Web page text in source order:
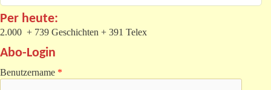
Per heute:
2.000 + 739 Geschichten + 391 Telex
Abo-Login
Benutzername *